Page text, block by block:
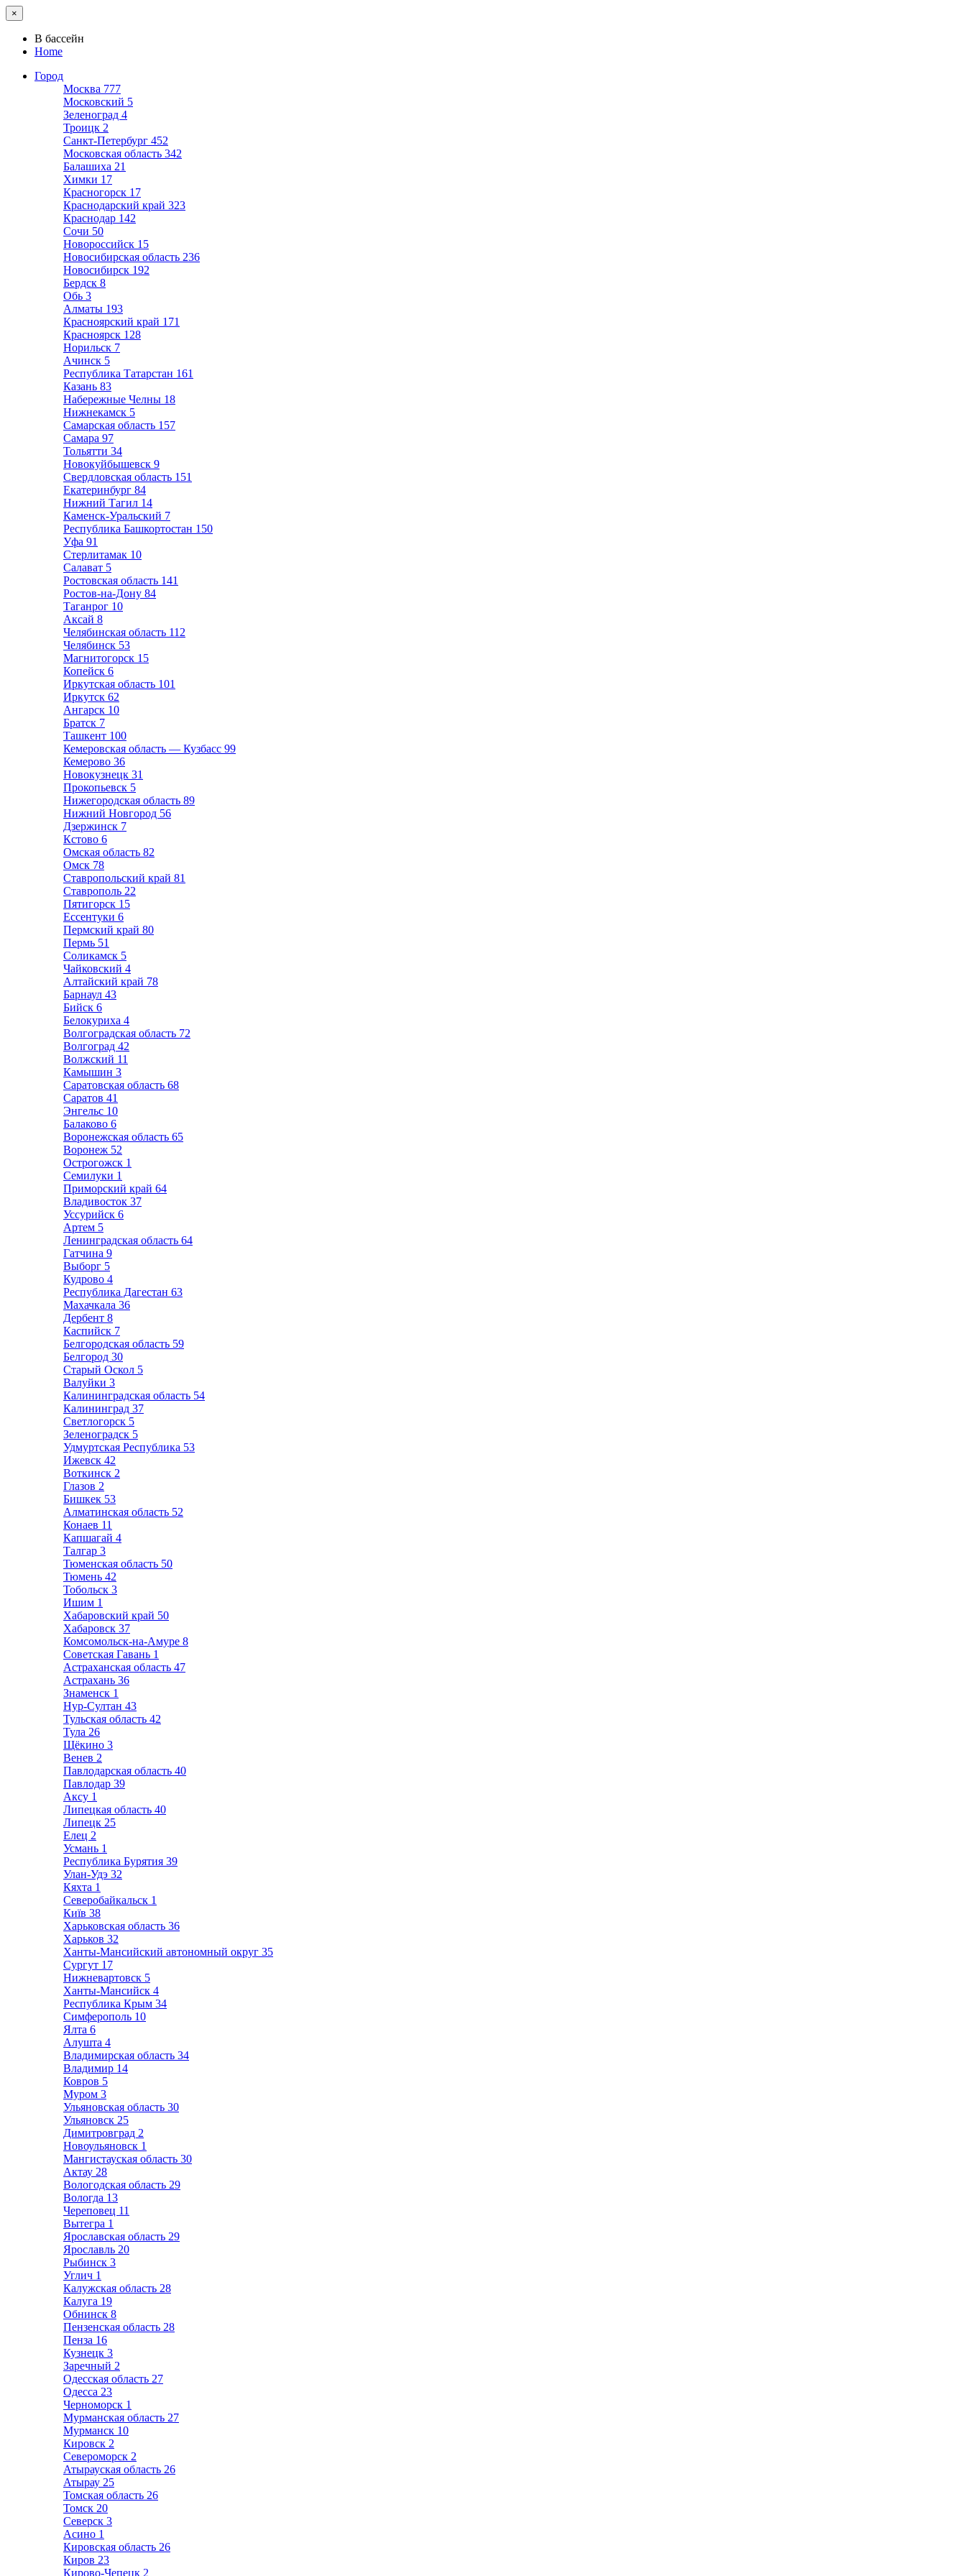
×
В бассейн
Home
Город
Москва 777
Московский 5
Зеленоград 4
Троицк 2
Санкт-Петербург 452
Московская область 342
Балашиха 21
Химки 17
Красногорск 17
Краснодарский край 323
Краснодар 142
Сочи 50
Новороссийск 15
Новосибирская область 236
Новосибирск 192
Бердск 8
Обь 3
Алматы 193
Красноярский край 171
Красноярск 128
Норильск 7
Ачинск 5
Республика Татарстан 161
Казань 83
Набережные Челны 18
Нижнекамск 5
Самарская область 157
Самара 97
Тольятти 34
Новокуйбышевск 9
Свердловская область 151
Екатеринбург 84
Нижний Тагил 14
Каменск-Уральский 7
Республика Башкортостан 150
Уфа 91
Стерлитамак 10
Салават 5
Ростовская область 141
Ростов-на-Дону 84
Таганрог 10
Аксай 8
Челябинская область 112
Челябинск 53
Магнитогорск 15
Копейск 6
Иркутская область 101
Иркутск 62
Ангарск 10
Братск 7
Ташкент 100
Кемеровская область — Кузбасс 99
Кемерово 36
Новокузнецк 31
Прокопьевск 5
Нижегородская область 89
Нижний Новгород 56
Дзержинск 7
Кстово 6
Омская область 82
Омск 78
Ставропольский край 81
Ставрополь 22
Пятигорск 15
Ессентуки 6
Пермский край 80
Пермь 51
Соликамск 5
Чайковский 4
Алтайский край 78
Барнаул 43
Бийск 6
Белокуриха 4
Волгоградская область 72
Волгоград 42
Волжский 11
Камышин 3
Саратовская область 68
Саратов 41
Энгельс 10
Балаково 6
Воронежская область 65
Воронеж 52
Острогожск 1
Семилуки 1
Приморский край 64
Владивосток 37
Уссурийск 6
Артем 5
Ленинградская область 64
Гатчина 9
Выборг 5
Кудрово 4
Республика Дагестан 63
Махачкала 36
Дербент 8
Каспийск 7
Белгородская область 59
Белгород 30
Старый Оскол 5
Валуйки 3
Калининградская область 54
Калининград 37
Светлогорск 5
Зеленоградск 5
Удмуртская Республика 53
Ижевск 42
Воткинск 2
Глазов 2
Бишкек 53
Алматинская область 52
Конаев 11
Капшагай 4
Талгар 3
Тюменская область 50
Тюмень 42
Тобольск 3
Ишим 1
Хабаровский край 50
Хабаровск 37
Комсомольск-на-Амуре 8
Советская Гавань 1
Астраханская область 47
Астрахань 36
Знаменск 1
Нур-Султан 43
Тульская область 42
Тула 26
Щёкино 3
Венев 2
Павлодарская область 40
Павлодар 39
Аксу 1
Липецкая область 40
Липецк 25
Елец 2
Усмань 1
Республика Бурятия 39
Улан-Удэ 32
Кяхта 1
Северобайкальск 1
Київ 38
Харьковская область 36
Харьков 32
Ханты-Мансийский автономный округ 35
Сургут 17
Нижневартовск 5
Ханты-Мансийск 4
Республика Крым 34
Симферополь 10
Ялта 6
Алушта 4
Владимирская область 34
Владимир 14
Ковров 5
Муром 3
Ульяновская область 30
Ульяновск 25
Димитровград 2
Новоульяновск 1
Мангистауская область 30
Актау 28
Вологодская область 29
Вологда 13
Череповец 11
Вытегра 1
Ярославская область 29
Ярославль 20
Рыбинск 3
Углич 1
Калужская область 28
Калуга 19
Обнинск 8
Пензенская область 28
Пенза 16
Кузнецк 3
Заречный 2
Одесская область 27
Одесса 23
Черноморск 1
Мурманская область 27
Мурманск 10
Кировск 2
Североморск 2
Атырауская область 26
Атырау 25
Томская область 26
Томск 20
Северск 3
Асино 1
Кировская область 26
Киров 23
Кирово-Чепецк 2